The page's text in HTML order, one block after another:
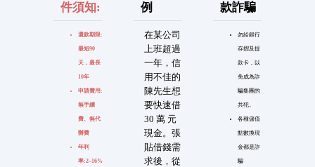
件須知:
還款期限:
最短90
天，最長
10年
申請費用:
無手續
費、無代
辦費
年利
率:2~16%
例
在某公司
上班超過
一年，信
用不佳的
陳先生想
要快速借
30 萬 元
現金。張
貼借錢需
求後，從
款詐騙
勿給銀行
存摺及提
款卡，以
免成為詐
騙集團的
共犯。
各種儲值
點數換現
金都是詐
騙